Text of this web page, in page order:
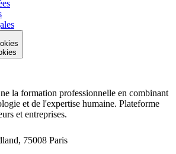
la formation professionnelle en combinant
et de l'expertise humaine. Plateforme
et entreprises.
75008 Paris